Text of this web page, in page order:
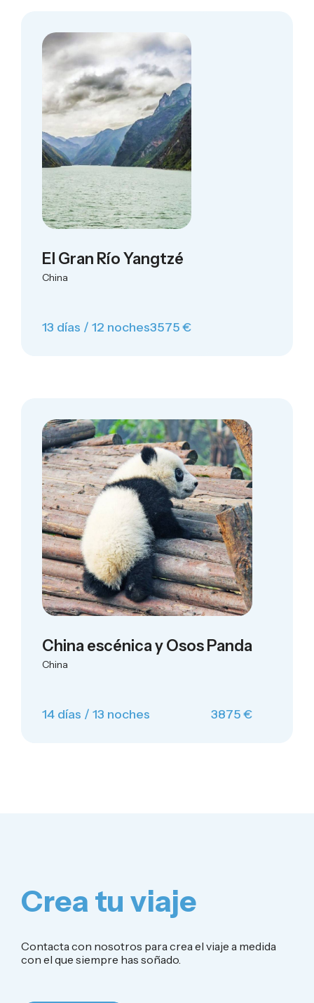
El Gran Río Yangtzé
China
13 días / 12 noches3575 €
China escénica y Osos Panda
China
14 días / 13 noches 3875 €
Crea tu viaje
Contacta con nosotros para crea el viaje a medida
con el que siempre has soñado.